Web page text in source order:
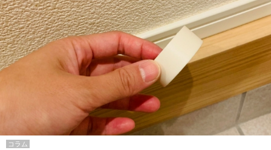
コラム